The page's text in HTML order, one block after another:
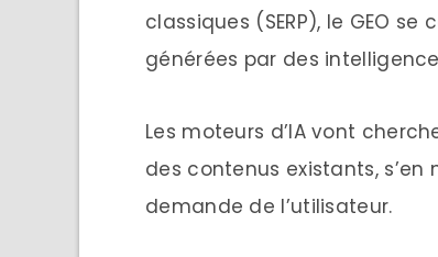
classiques (SERP), le GEO
générées par des
Les moteurs d’IA vont
des contenus existants,
demande de l’utilisateur.